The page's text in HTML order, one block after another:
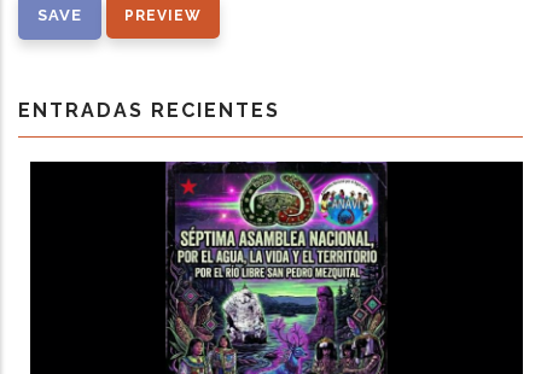
ENTRADAS RECIENTES